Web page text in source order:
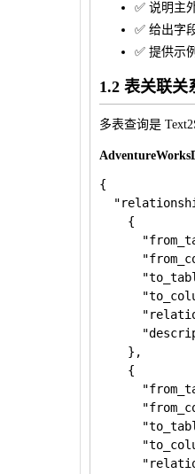
✅ 说明主
✅ 给出字
✅ 提供示
1.2 表关联关
多表查询是
{
    {
    },
    {